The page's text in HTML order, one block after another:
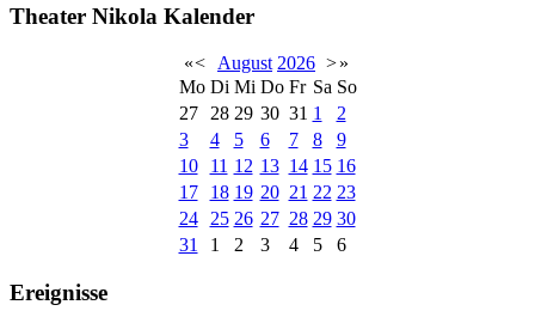
Theater Nikola Kalender
«< August 2026 >»
Mo Di Mi Do Fr Sa So
27
28 29 30 31 1
2
3
4 5 6 7 8
9
10
11 12 13 14 15 16
17
18 19 20 21 22 23
24
25 26 27 28 29 30
31
1 2 3 4 5 6
Ereignisse